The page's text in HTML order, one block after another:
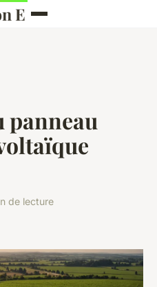
E
panneau
de lecture